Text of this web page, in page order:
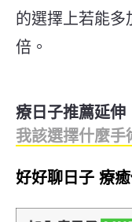
的選擇上若能多
倍。
療日子推薦延伸
我該選擇什麼手
好好聊日子 療